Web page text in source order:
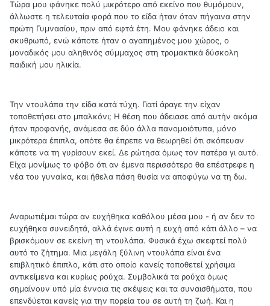
Τώρα μου φάνηκε πολύ μικρότερο από εκείνο που θυμόμουν,
άλλωστε η τελευταία φορά που το είδα ήταν όταν πήγαινα στην
πρώτη Γυμνασίου, πριν από εφτά έτη. Μου φάνηκε άδειο και
σκυθρωπό, ενώ κάποτε ήταν ο αγαπημένος μου χώρος, ο
μοναδικός μου αληθινός σύμμαχος στη τρομακτικά δύσκολη
παιδική μου ηλικία.
Την ντουλάπα την είδα κατά τύχη. Γιατί άραγε την είχαν
τοποθετήσει στο μπαλκόνι; Η θέση που άδειασε από αυτήν ακόμα
ήταν προφανής, ανάμεσα σε δύο άλλα πανομοιότυπα, μόνο
μικρότερα έπιπλα, οπότε θα έπρεπε να θεωρηθεί ότι σκόπευαν
κάποτε να τη γυρίσουν εκεί. Δε ρώτησα όμως τον πατέρα γι αυτό.
Είχα μονίμως το φόβο ότι αν έμενα περισσότερο θα επέστρεφε η
νέα του γυναίκα, και ήθελα πάση θυσία να αποφύγω να τη δω.
Αναρωτιέμαι τώρα αν ευχήθηκα καθόλου μέσα μου - ή αν δεν το
ευχήθηκα συνειδητά, αλλά έγινε αυτή η ευχή από κάτι άλλο – να
βρισκόμουν σε εκείνη τη ντουλάπα. Φυσικά έχω σκεφτεί πολύ
αυτό το ζήτημα. Μια μεγάλη ξύλινη ντουλάπα είναι ένα
επιβλητικό έπιπλο, κάτι στο οποίο κανείς τοποθετεί χρήσιμα
αντικείμενα και κυρίως ρούχα. Συμβολικά τα ρούχα όμως
σημαίνουν υπό μία έννοια τις σκέψεις και τα συναισθήματα, που
επενδύεται κανείς για την πορεία του σε αυτή τη ζωή. Και η